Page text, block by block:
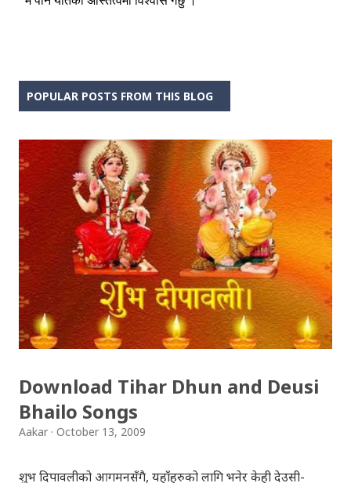
POPULAR POSTS FROM THIS BLOG
Download Tihar Dhun and Deusi
Bhailo Songs
Aakar October 13, 2009
शुभ दिपावलीको आगमनसँगै, यहाँहरुको लागि भनेर केही देउसी-